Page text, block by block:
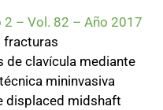
2 – Vol. 82 – Año 2017
fracturas
de clavícula mediante
mininvasiva
displaced midshaft